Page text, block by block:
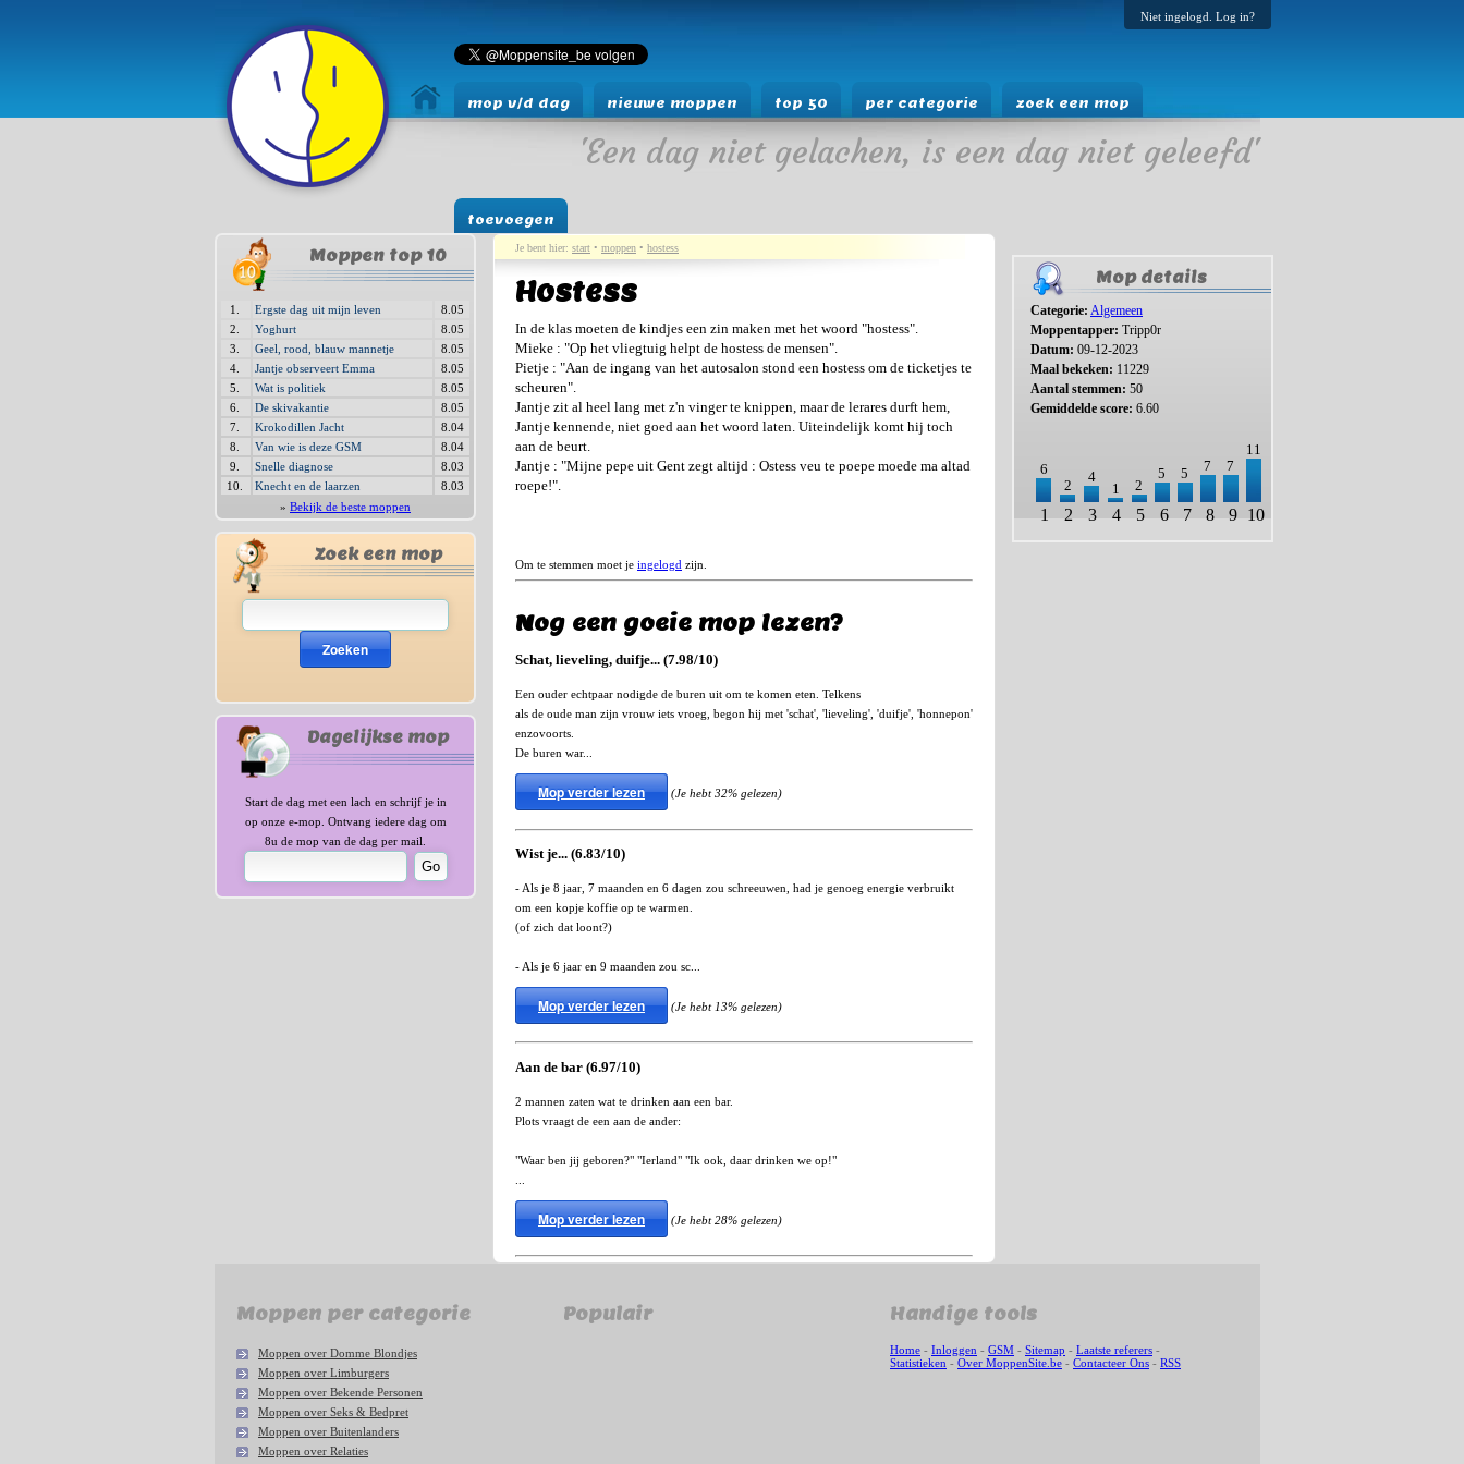
Niet ingelogd. Log in?
mop v/d dag nieuwe moppen top 50 per categorie zoek een mop
toevoegen
'Een dag niet gelachen, is een dag niet geleefd'
Moppen top 10
1. Ergste dag uit mijn leven
8.05
2.
Yoghurt
8.05
3.
Geel, rood, blauw mannetje
8.05
4.
Jantje observeert Emma
8.05
5.
Wat is politiek
8.05
6.
De skivakantie
8.05
7.
Krokodillen Jacht
8.04
8.
Van wie is deze GSM
8.04
9.
Snelle diagnose
8.03
10.
Knecht en de laarzen
8.03
» Bekijk de beste moppen
Zoek een mop
Zoeken
Dagelijkse mop
Start de dag met een lach en schrijf je in
op onze e-mop. Ontvang iedere dag om
8u de mop van de dag per mail.
Je bent hier: start • moppen • hostess
Hostess
In de klas moeten de kindjes een zin maken met het woord "hostess".
Mieke : "Op het vliegtuig helpt de hostess de mensen".
Pietje : "Aan de ingang van het autosalon stond een hostess om de ticketjes te
scheuren".
Jantje zit al heel lang met z'n vinger te knippen, maar de lerares durft hem,
Jantje kennende, niet goed aan het woord laten. Uiteindelijk komt hij toch
aan de beurt.
Jantje : "Mijne pepe uit Gent zegt altijd : Ostess veu te poepe moede ma altad
roepe!".
Om te stemmen moet je ingelogd zijn.
Nog een goeie mop lezen?
Schat, lieveling, duifje... (7.98/10)
Een ouder echtpaar nodigde de buren uit om te komen eten. Telkens
als de oude man zijn vrouw iets vroeg, begon hij met 'schat', 'lieveling', 'duifje', 'honnepon'
enzovoorts.
De buren war...
Mop verder lezen (Je hebt 32% gelezen)
Wist je... (6.83/10)
- Als je 8 jaar, 7 maanden en 6 dagen zou schreeuwen, had je genoeg energie verbruikt
om een kopje koffie op te warmen.
(of zich dat loont?)
- Als je 6 jaar en 9 maanden zou sc...
Mop verder lezen (Je hebt 13% gelezen)
Aan de bar (6.97/10)
2 mannen zaten wat te drinken aan een bar.
Plots vraagt de een aan de ander:
"Waar ben jij geboren?" "Ierland" "Ik ook, daar drinken we op!"
Mop verder lezen (Je hebt 28% gelezen)
Mop details
Categorie: Algemeen
Moppentapper: Tripp0r
Datum: 09-12-2023
Maal bekeken: 11229
Aantal stemmen: 50
Gemiddelde score: 6.60
6
2
4
1 2
5 5 7 7
11
1 2 3 4 5 6 7 8 9 10
Moppen per categorie
Moppen over Domme Blondjes
Moppen over Limburgers
Moppen over Bekende Personen
Moppen over Seks & Bedpret
Moppen over Buitenlanders
Moppen over Relaties
Populair Handige tools
Home - Inloggen - GSM - Sitemap - Laatste referers -
Statistieken - Over MoppenSite.be - Contacteer Ons - RSS